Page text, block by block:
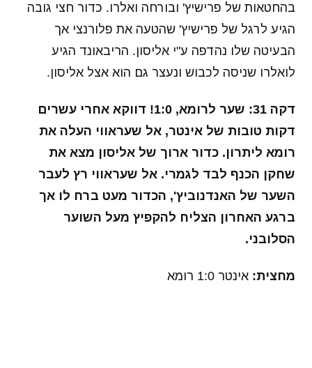
בהחטאות של פרישיץ' ובורחה ואלרו. כדור חצי גובה
הגיע לרגל של פרישיץ' שהטעה את פלורנצי אך
הבעיטה שלו נהדפה ע"י אליסון. הריבאונד הגיע
לואלרו שניסה לכבוש ונעצר גם הוא אצל אליסון.
דקה 31: שער לרומא, 1:0! דווקא אחרי עשרים
דקות טובות של אינטר, אל שעראווי העלה את
רומא ליתרון. כדור ארוך של אליסון מצא את
שחקן הכנף לבד לגמרי. אל שעראווי רץ לעבר
השער של האנדנוביץ', הכדור מעט ברח לו אך
ברגע האחרון הצליח להקפיץ מעל השוער
הסלובני.
מחצית: אינטר 1:0 רומא